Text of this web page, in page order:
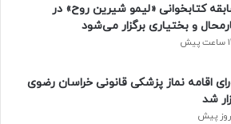
کتابخوانی «لیمو شیرین روح» در
و بختیاری برگزار می‌شود
اقامه نماز پزشکی قانونی خراسان رضوی
شد